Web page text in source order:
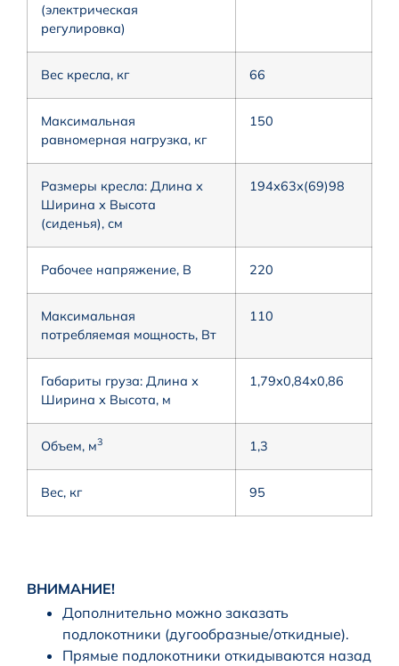
(электрическая
регулировка)
Вес кресла, кг 66
Максимальная
равномерная нагрузка, кг
150
Размеры кресла: Длина х
Ширина х Высота
(сиденья), см
194х63х(69)98
Рабочее напряжение, В 220
Максимальная
потребляемая мощность, Вт
110
Габариты груза: Длина х
Ширина х Высота, м
1,79х0,84х0,86
Объем, м3 1,3
Вес, кг 95
ВНИМАНИЕ!
Дополнительно можно заказать
подлокотники (дугообразные/откидные).
Прямые подлокотники откидываются назад